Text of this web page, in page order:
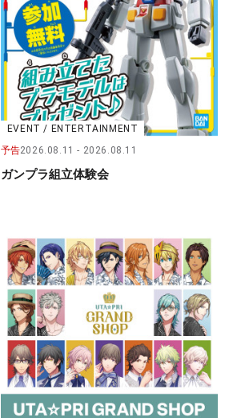
EVENT / ENTERTAINMENT
予告2026.08.11 2026.08.11
ガンプラ組立体験会